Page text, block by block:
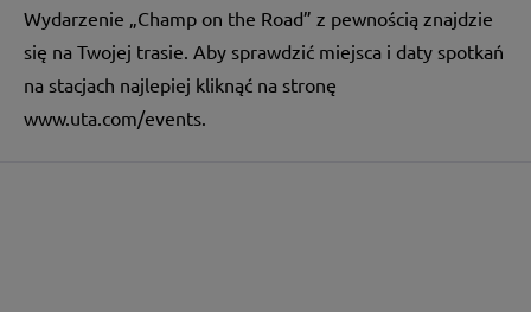
Wydarzenie „Champ on the Road” z pewnością znajdzie
się na Twojej trasie. Aby sprawdzić miejsca i daty spotkań
na stacjach najlepiej kliknąć na stronę
www.uta.com/events.